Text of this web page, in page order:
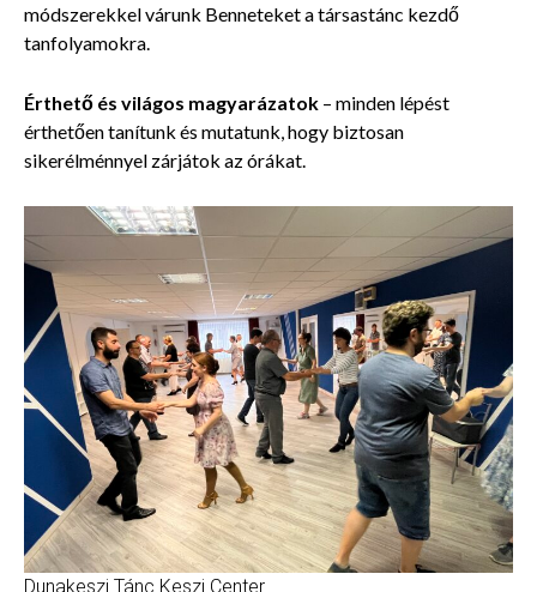
módszerekkel várunk Benneteket a társastánc kezdő
tanfolyamokra.
Érthető és világos magyarázatok – minden lépést
érthetően tanítunk és mutatunk, hogy biztosan
sikerélménnyel zárjátok az órákat.
Dunakeszi Tánc Keszi Center